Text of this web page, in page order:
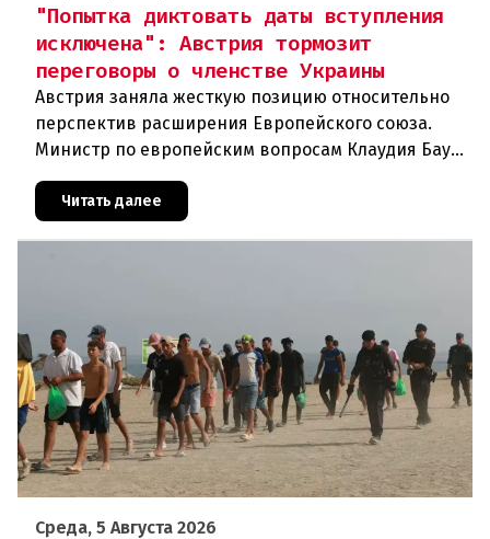
"Попытка диктовать даты вступления
исключена": Австрия тормозит
переговоры о членстве Украины
Австрия заняла жесткую позицию относительно
перспектив расширения Европейского союза.
Министр по европейским вопросам Клаудия Бауэр
(ÖVP) категорически исключила возможность
ускоренного присоединения
Читать далее
Среда, 5 Августа 2026